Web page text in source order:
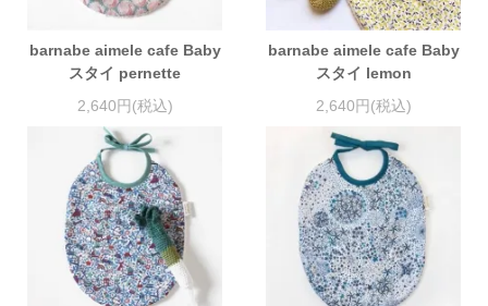
barnabe aimele cafe Baby
スタイ pernette
2,640円(税込)
barnabe aimele cafe Baby
スタイ lemon
2,640円(税込)